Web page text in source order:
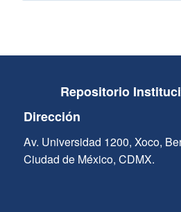
Repositorio
Dirección
Av. Universidad 1200, Xoco,
Ciudad de México, CDMX.